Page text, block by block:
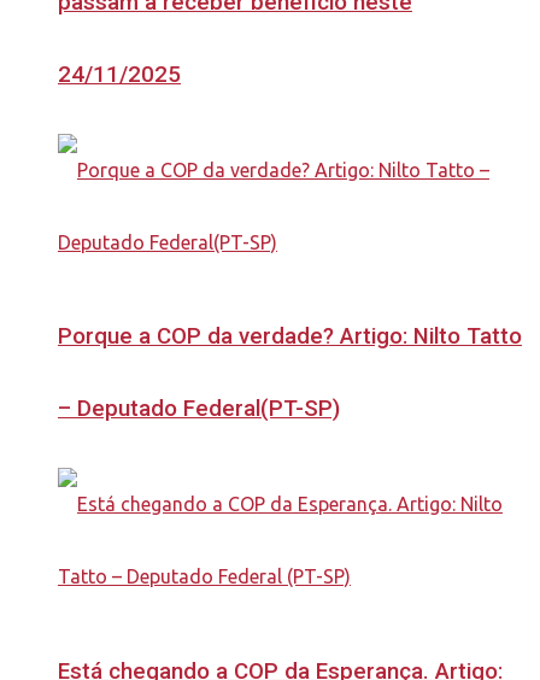
24/11/2025
Porque a COP da verdade? Artigo: Nilto Tatto
– Deputado Federal(PT-SP)
Está chegando a COP da Esperança. Artigo: